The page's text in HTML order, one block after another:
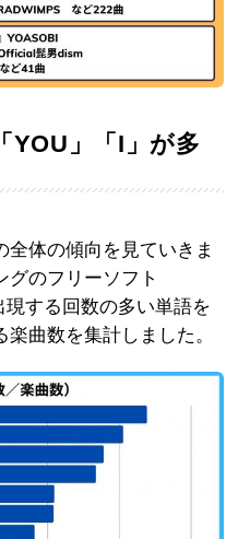
YOU」「I」が多
全体の傾向を見ていきま
グのフリーソフト
現する回数の多い単語を
曲数を集計しました。